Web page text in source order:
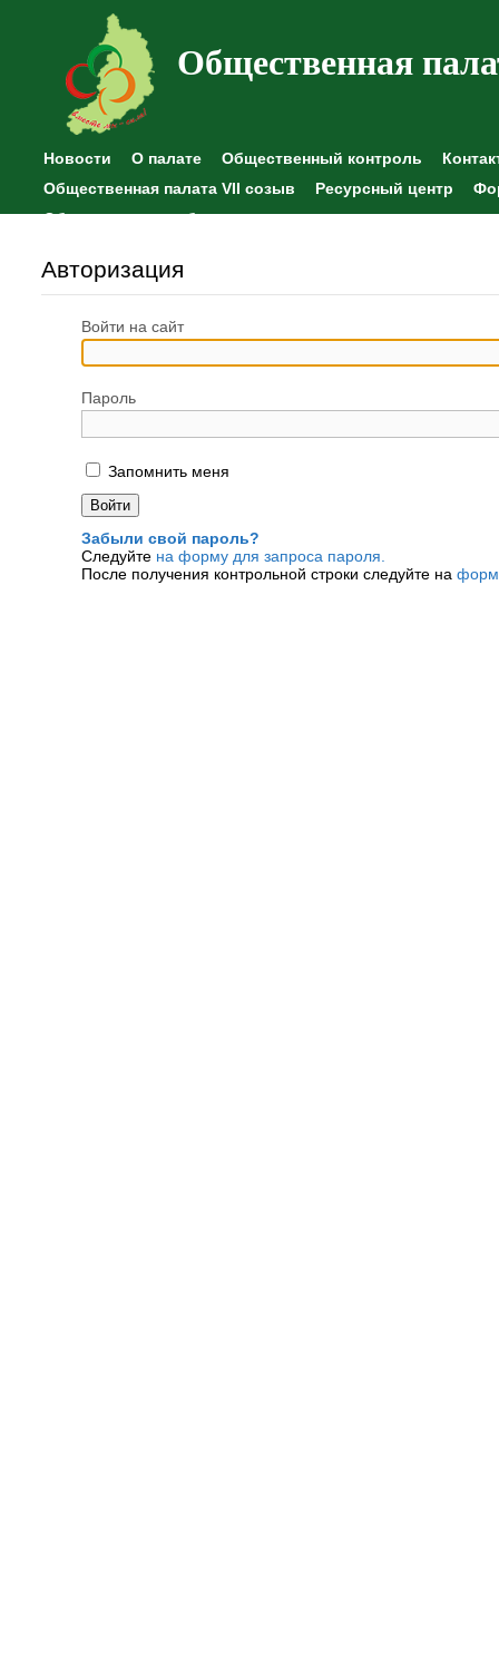
Общественная
Новости О палате Общественный контроль
Общественная палата VII созыв
Ресурсный центр
Общественные наблюдения
Авторизация
Войти на сайт
Пароль
Запомнить меня
Забыли свой пароль?
Следуйте на форму для запроса пароля.
После получения контрольной строки следуйте на